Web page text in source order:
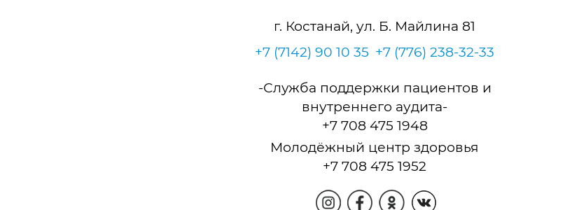
г. Костанай, ул. Б. Майлина 81
+7 (7142) 90 10 35 +7 (776) 238-32-33
-Служба поддержки пациентов и
внутреннего аудита-
+7 708 475 1948
Молодёжный центр здоровья
+7 708 475 1952